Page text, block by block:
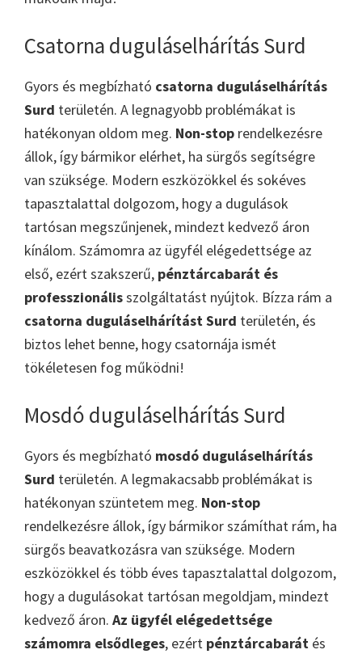
Csatorna duguláselhárítás Surd
Gyors és megbízható csatorna duguláselhárítás
Surd területén. A legnagyobb problémákat is
hatékonyan oldom meg. Non-stop rendelkezésre
állok, így bármikor elérhet, ha sürgős segítségre
van szüksége. Modern eszközökkel és sokéves
tapasztalattal dolgozom, hogy a dugulások
tartósan megszűnjenek, mindezt kedvező áron
kínálom. Számomra az ügyfél elégedettsége az
első, ezért szakszerű, pénztárcabarát és
professzionálisszolgáltatást nyújtok. Bízza rám a
csatorna duguláselhárítást Surd területén, és
biztos lehet benne, hogy csatornája ismét
tökéletesen fog működni!
Mosdó duguláselhárítás Surd
Gyors és megbízható mosdó duguláselhárítás
Surd területén. A legmakacsabb problémákat is
hatékonyan szüntetem meg. Non-stop
rendelkezésre állok, így bármikor számíthat rám, ha
sürgős beavatkozásra van szüksége. Modern
eszközökkel és több éves tapasztalattal dolgozom,
hogy a dugulásokat tartósan megoldjam, mindezt
kedvező áron. Az ügyfél elégedettsége
számomra elsődleges, ezért pénztárcabarát és